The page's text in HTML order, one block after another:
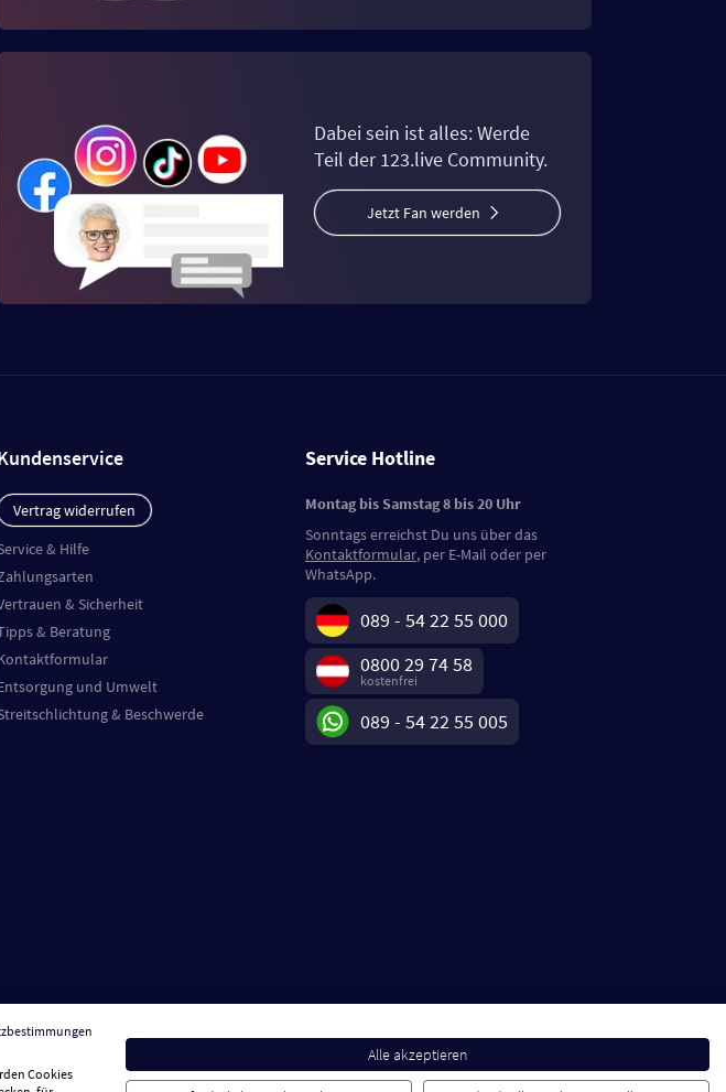
Dabei sein ist alles: Werde
Teil der 123.live Community.
Jetzt Fan werden
Vertrag widerrufen
& Hilfe
& Sicherheit
& Beratung
und Umwelt
& Beschwerde
Service Hotline
Montag bis Samstag 8 bis 20 Uhr
Sonntags erreichst Du uns über das
Kontaktformular, per E-Mail oder per
WhatsApp.
089 - 54 22 55 000
0800 29 74 58
kostenfrei
089 - 54 22 55 005
Cookies
Alle akzeptieren